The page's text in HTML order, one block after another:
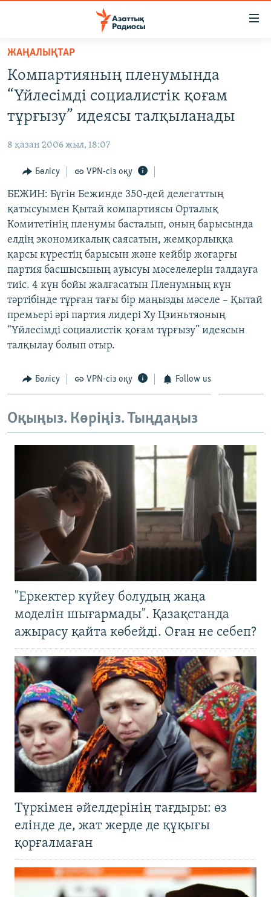
Skip
main
content
main
Search
САЯСАТ
АДАМ ҚҰҚЫҚТАРЫ
ӘЛЕУМЕТ
ӘЛЕМ
АРНАЙЫ ЖОБАЛАР
ЖАЗЫЛЫҢЫЗ
Басқа тілдерде
ЖАҢАЛЫҚТАР
Компартияның пленумында
“Үйлесімді социалистік қоғам
тұрғызу” идеясы талқыланады
8 қазан 2006 жыл, 18:07
Бөлісу VPN-сіз оқу
БЕЖИН: Бүгін Бежинде 350-дей делегаттың
қатысуымен Қытай компартиясы Орталық
Комитетінің пленумы басталып, оның барысында
елдің экономикалық саясатын, жемқорлыққа
қарсы күрестің барысын және кейбір жоғарғы
партия басшысының ауысуы мәселелерін талдауға
тиіс. 4 күн бойы жалғасатын Пленумның күн
тәртібінде тұрған тағы бір маңызды мәселе – Қытай
премьері әрі партия лидері Ху Цзиньтяоның
“Үйлесімді социалистік қоғам тұрғызу” идеясын
талқылау болып отыр.
Бөлісу VPN-сіз оқу Follow us
Оқыңыз. Көріңіз. Тыңдаңыз
"Еркектер күйеу болудың жаңа
моделін шығармады". Қазақстанда
ажырасу қайта көбейді. Оған не себеп?
Түркімен әйелдерінің тағдыры: өз
елінде де, жат жерде де құқығы
қорғалмаған